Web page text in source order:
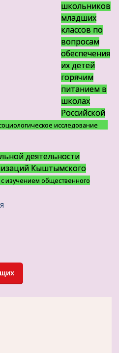
школьников
младших
классов по
вопросам
обеспечения
их детей
горячим
питанием в
школах
Российской
исследование
деятельности
Кыштымского
с изучением общественного